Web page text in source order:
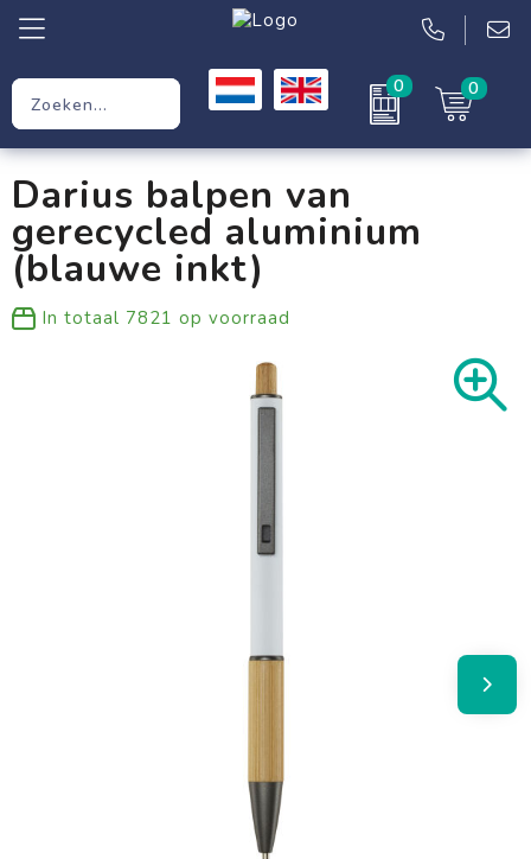
0 0
Werkkleding
Kleding
Darius balpen van
gerecycled aluminium
(blauwe inkt)
In totaal 7821 op voorraad